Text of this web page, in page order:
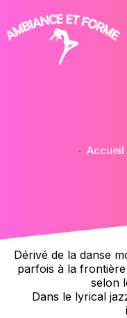
Accueil
Dérivé de la danse
parfois à la
selon
Dans le lyrical